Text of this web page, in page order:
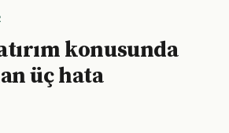
konusunda
üç hata